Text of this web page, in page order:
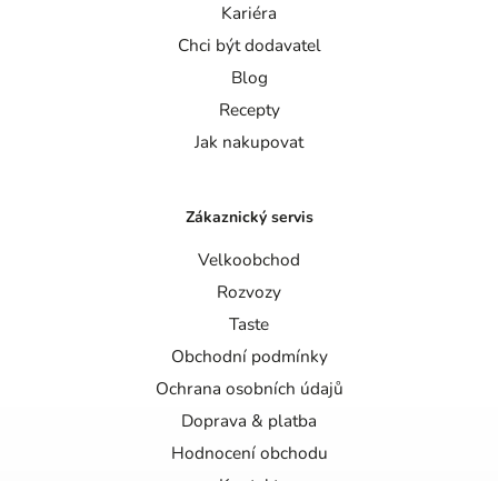
Kariéra
Chci být dodavatel
Blog
Recepty
Jak nakupovat
Zákaznický servis
Velkoobchod
Rozvozy
Taste
Obchodní podmínky
Ochrana osobních údajů
Doprava & platba
Hodnocení obchodu